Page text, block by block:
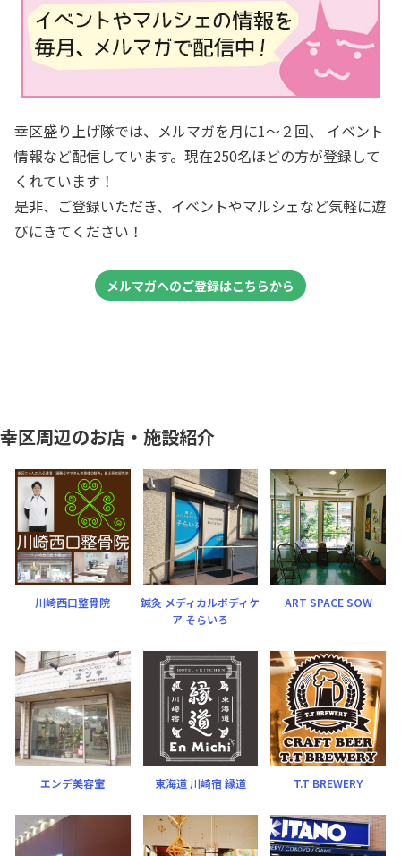
幸区盛り上げ隊では、メルマガを月に1～２回、 イベント
情報など配信しています。現在250名ほどの方が登録して
くれています！
是非、ご登録いただき、イベントやマルシェなど気軽に遊
びにきてください！
メルマガへのご登録はこちらから
幸区周辺のお店・施設紹介
川崎西口整骨院
鍼灸 メディカルボディケ
ア そらいろ
ART SPACE SOW
エンデ美容室 東海道 川崎宿 縁道 T.T BREWERY